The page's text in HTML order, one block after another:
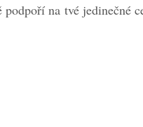
na tvé jedinečné